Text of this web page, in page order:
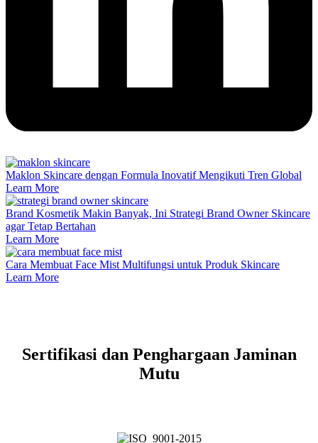
Maklon Skincare dengan Formula Inovatif Mengikuti Tren Global
Learn More
Brand Kosmetik Makin Banyak, Ini Strategi Brand Owner Skincare
agar Tetap Bertahan
Learn More
Cara Membuat Face Mist Multifungsi untuk Produk Skincare
Learn More
Sertifikasi dan Penghargaan Jaminan
Mutu